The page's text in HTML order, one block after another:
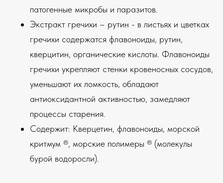
патогенные микробы и паразитов.
Экстракт гречихи – рутин - в листьях и цветках
гречихи содержатся флавоноиды, рутин,
кверцитин, органические кислоты. Флавоноиды
гречихи укрепляют стенки кровеносных сосудов,
уменьшают их ломкость, обладают
антиоксидантной активностью, замедляют
процессы старения.
Содержит: Кверцетин, флавоноиды, морской
критмум ®, морские полимеры ® (молекулы
бурой водоросли).